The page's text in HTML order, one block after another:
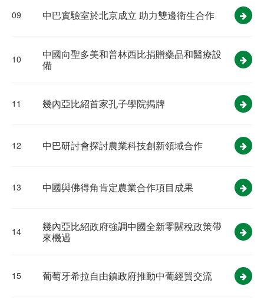
09 中巴實驗室於北京成立 助力雙邊衛生合作
10
中國向聖多美和普林西比捐贈藥品和醫療設
備
11 幾內亞比紹首家孔子學院揭牌
12 中巴研討會探討農業科技創新領域合作
13 ​中國與佛得角肯定農業合作項目成果
14
幾內亞比紹政府強調中國全新零關稅政策帶
來機遇
15 葡萄牙希拉自由鎮政府推動中葡經貿交流